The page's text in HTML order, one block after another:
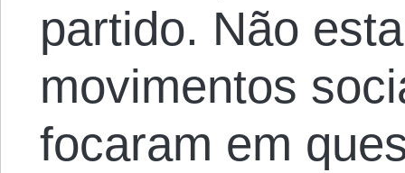
partido. Não
movimentos
focaram em